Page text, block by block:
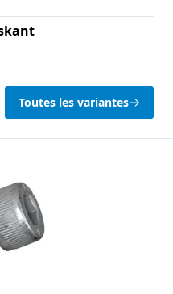
Toutes les variantes